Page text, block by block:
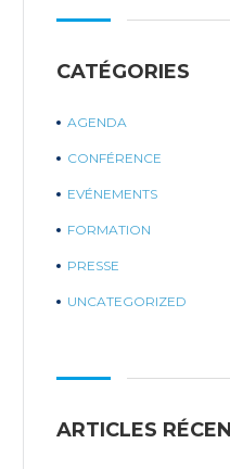
CATÉGORIES
AGENDA
CONFÉRENCE
EVÉNEMENTS
FORMATION
PRESSE
UNCATEGORIZED
ARTICLES